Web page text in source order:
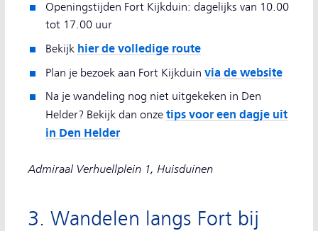
Openingstijden Fort Kijkduin: dagelijks van 10.00
tot 17.00 uur
Bekijk hier de volledige route
Plan je bezoek aan Fort Kijkduin via de website
Na je wandeling nog niet uitgekeken in Den
Helder? Bekijk dan onze tips voor een dagje uit
in Den Helder
Admiraal Verhuellplein 1, Huisduinen
3. Wandelen langs Fort bij